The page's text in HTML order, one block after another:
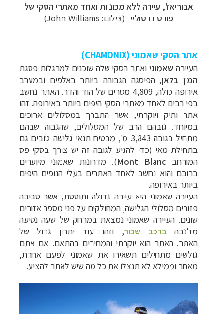
אבוריאז', עיירה ללא מכוניות ואחד מאתרי הסקי של
פורט דו סוליי (צילום: John Williams
)
אתר הסקי שאמוני (CHAMONIX
)
העיירה שאמוני ואתר הסקי שלהשוכנים למרגלות פסגת
המון בלאן, הפיסגה הגבוהה ביותר באלפים ובמערב
אירופה כולה, 4,809 מטרים של הוד והדר. האתר נחשב
בפי רבים לאחד מאתרי הסקי היפים ביותר באירופה. זהו
אתר ותיק ויוקרתי, אשר התברך במסלולים ארוכים
במיוחד. גובהם הרב של המסלולים, שהגבוה שבהם
מתחיל בגובה 3,843 מ', מבטיח תנאי גלישה טובים גם
בתחילת מאי (כדי להגיע לגובה זה יש צורך בסקי פס
המורחב Mont Blanc). מדרונות שאמוני מיוערים
ברובם והוא נחשב לאחד האתרים בעלי הנופים היפים
ביותר באירופה.
העיירה שאמוני היא עיירה גדולה ותוססת, אשר סביבה
פזורים מסלולי הגלישה, המחולקים על פני מספר אזורים
שונים. העיירה שאמוני נמצאת במרחק של שעה נסיעה
מז'נבהברכב שכור, וזהו עוד יתרון גדול של
האתר.האתר הוא יוקרתי והמחירים בהתאם. אם אתם
גולשים מתחילים תשאירו את שאמוני לפעם אחרת,
מאחר וממילא לא תנצלו את כל מה שיש לאתר להציע.